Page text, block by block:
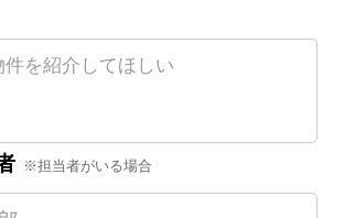
※担当者がいる場合